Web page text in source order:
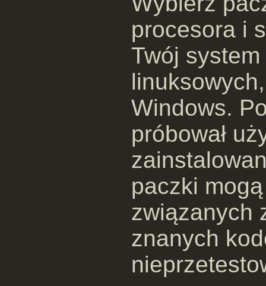
procesora i
Twój
Windows.
próbował
paczki
związanych
znanych